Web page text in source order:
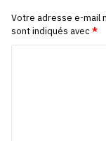
Votre adresse e-mail
sont indiqués avec*